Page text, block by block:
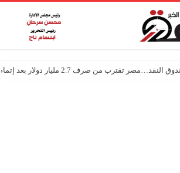
تقترب من صرف 2.7 مليار دولار بعد إتمام المراجعتين